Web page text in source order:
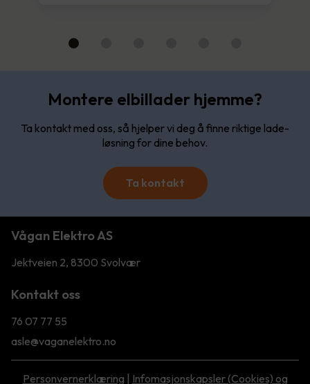
Montere elbillader hjemme?
Ta kontakt med oss, så hjelper vi deg å finne riktige lade-
løsning for dine behov.
Ta kontakt
Vågan Elektro AS
Jektveien 2, 8300 Svolvær
Kontakt oss
76 07 77 55
asle@vaganelektro.no
Personvernerklæring | Infomasjonskapsler (Cookies) og